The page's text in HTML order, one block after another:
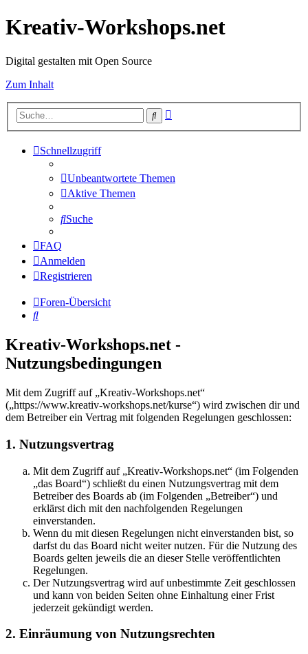
Kreativ-Workshops.net
Digital gestalten mit Open Source
Zum Inhalt
Suche
Schnellzugriff
Unbeantwortete Themen
Aktive Themen
Suche
FAQ
Anmelden
Registrieren
Foren-Übersicht
Suche
Kreativ-Workshops.net -
Nutzungsbedingungen
Mit dem Zugriff auf „Kreativ-Workshops.net“
(„https://www.kreativ-workshops.net/kurse“) wird zwischen dir und
dem Betreiber ein Vertrag mit folgenden Regelungen geschlossen:
1. Nutzungsvertrag
Mit dem Zugriff auf „Kreativ-Workshops.net“ (im Folgenden
„das Board“) schließt du einen Nutzungsvertrag mit dem
Betreiber des Boards ab (im Folgenden „Betreiber“) und
erklärst dich mit den nachfolgenden Regelungen
einverstanden.
Wenn du mit diesen Regelungen nicht einverstanden bist, so
darfst du das Board nicht weiter nutzen. Für die Nutzung des
Boards gelten jeweils die an dieser Stelle veröffentlichten
Regelungen.
Der Nutzungsvertrag wird auf unbestimmte Zeit geschlossen
und kann von beiden Seiten ohne Einhaltung einer Frist
jederzeit gekündigt werden.
2. Einräumung von Nutzungsrechten